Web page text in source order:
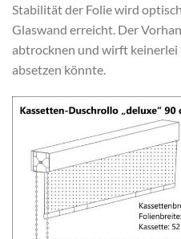
Stabilität der Folie wird
Glaswand erreicht. Der
abtrocknen und wirft keinerlei
absetzen könnte.